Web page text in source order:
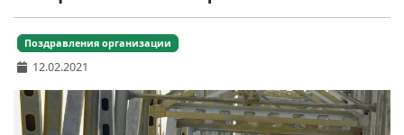
Поздравления организации
12.02.2021